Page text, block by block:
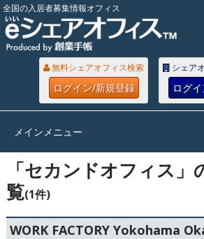
全国の入居者募集情報オフィス
無料シェアオフィス検索
ログイン/新規登録
シェア
ログ
メインメニュー
「セカンドオフィス
覧(1件)
WORK FACTORY Yokohama